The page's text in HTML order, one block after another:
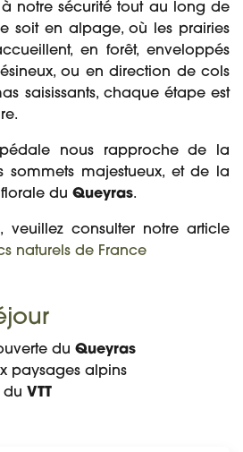
notre sécurité tout au long de
soit en alpage, où les prairies
en forêt, enveloppés
ou en direction de cols
saisissants, chaque étape est
nous rapproche de la
sommets majestueux, et de la
du Queyras.
veuillez consulter notre article
naturels de France
du Queyras
paysages alpins
du VTT